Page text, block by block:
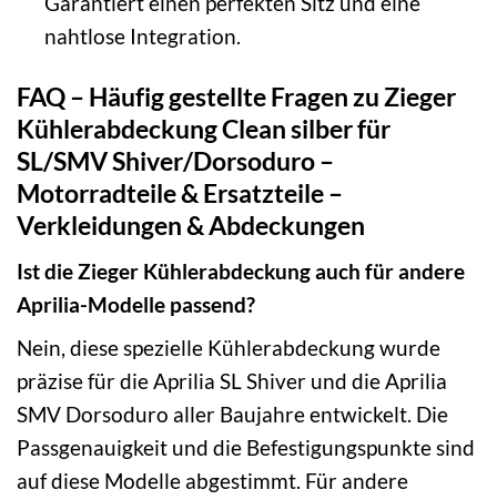
nahtlose Integration.
FAQ – Häufig gestellte Fragen zu Zieger
Kühlerabdeckung Clean silber für
SL/SMV Shiver/Dorsoduro –
Motorradteile & Ersatzteile –
Verkleidungen & Abdeckungen
Ist die Zieger Kühlerabdeckung auch für andere
Aprilia-Modelle passend?
Nein, diese spezielle Kühlerabdeckung wurde
präzise für die Aprilia SL Shiver und die Aprilia
SMV Dorsoduro aller Baujahre entwickelt. Die
Passgenauigkeit und die Befestigungspunkte sind
auf diese Modelle abgestimmt. Für andere